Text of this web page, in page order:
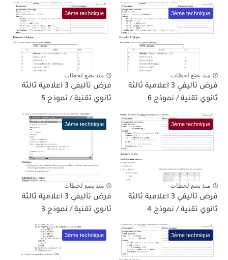
3ème technique
منذ بضع لحظات
فرض تأليفي 3 اعلامية ثالثة
ثانوي تقنية / نموذج 6
3ème technique
منذ بضع لحظات
فرض تأليفي 3 اعلامية ثالثة
ثانوي تقنية / نموذج 5
3ème technique
منذ بضع لحظات
فرض تأليفي 3 اعلامية ثالثة
ثانوي تقنية / نموذج 4
3ème technique
منذ بضع لحظات
فرض تأليفي 3 اعلامية ثالثة
ثانوي تقنية / نموذج 3
3ème technique
3ème technique